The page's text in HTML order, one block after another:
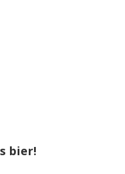
bier!